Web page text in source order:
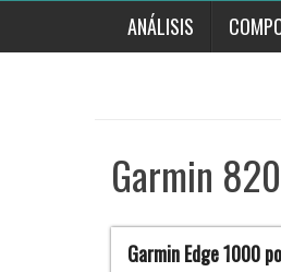
ANÁLISIS
Garmin
Garmin Edge 1000